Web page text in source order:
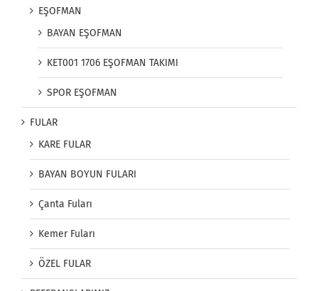
EŞOFMAN
BAYAN EŞOFMAN
KET001 1706 EŞOFMAN TAKIMI
SPOR EŞOFMAN
FULAR
KARE FULAR
BAYAN BOYUN FULARI
Çanta Fuları
Kemer Fuları
ÖZEL FULAR